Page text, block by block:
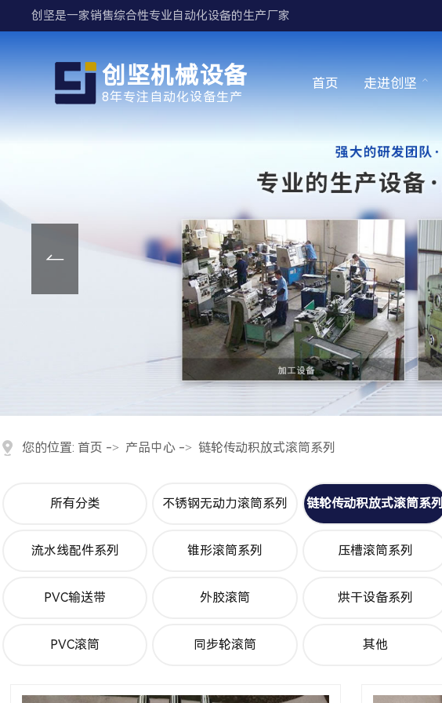
创坚是一家销售综合性专业自动化设备的生产厂家
创坚机械设备
8年专注自动化设备生产
首页 走进创坚

您的位置: 首页 -> 产品中心 -> 链轮传动积放式滚筒系列
所有分类 不锈钢无动力滚筒系列 链轮传动积放式滚筒系列
流水线配件系列 锥形滚筒系列 压槽滚筒系列
PVC输送带 外胶滚筒 烘干设备系列
PVC滚筒 同步轮滚筒 其他